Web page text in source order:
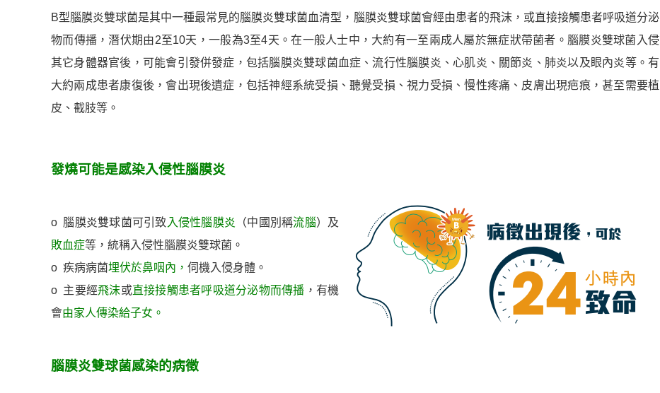
B型腦膜炎雙球菌是其中一種最常見的腦膜炎雙球菌血清型，腦膜炎雙球菌會經由患者的飛沫，或直接接觸患者呼吸道分泌
物而傳播，潛伏期由2至10天，一般為3至4天。在一般人士中，大約有一至兩成人屬於無症狀帶菌者。腦膜炎雙球菌入侵
其它身體器官後，可能會引發併發症，包括腦膜炎雙球菌血症、流行性腦膜炎、心肌炎、關節炎、肺炎以及眼內炎等。有
大約兩成患者康復後，會出現後遺症，包括神經系統受損、聽覺受損、視力受損、慢性疼痛、皮膚出現疤痕，甚至需要植
皮、截肢等。
發燒可能是感染入侵性腦膜炎
ο 腦膜炎雙球菌可引致 入侵性腦膜炎 （中國別稱流腦）及
敗血症等，統稱入侵性腦膜炎雙球菌。
ο 疾病病菌埋伏於鼻咽內， 伺機入侵身體。
ο 主要經飛沫或直接接觸患者呼吸道分泌物而傳播 ，有機
會由家人傳染給子女。
腦膜炎雙球菌感染的病徵